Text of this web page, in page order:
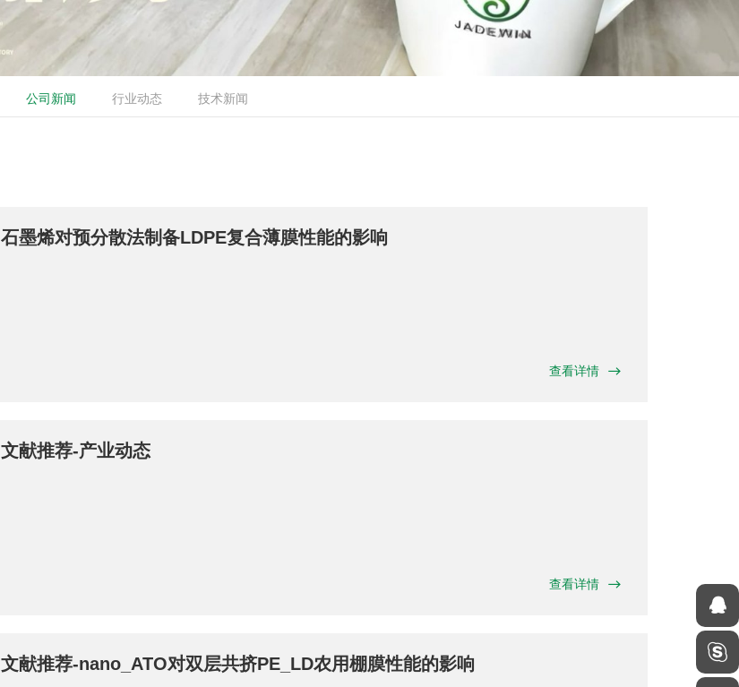
公司新闻 行业动态 技术新闻
石墨烯对预分散法制备LDPE复合薄膜性能的影响
查看详情
文献推荐-产业动态
查看详情
文献推荐-nano_ATO对双层共挤PE_LD农用棚膜性能的影响